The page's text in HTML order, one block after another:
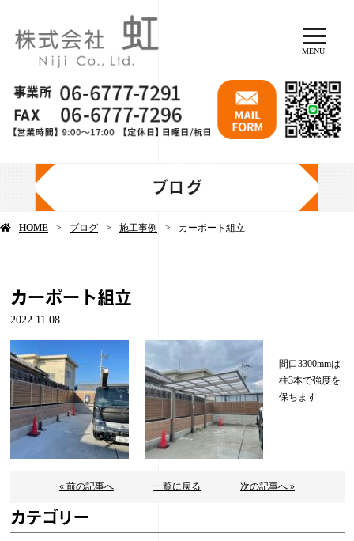
MENU
ブログ
HOME ブログ 施工事例 カーポート組立
カーポート組立
2022.11.08
間口3300mmは
柱3本で強度を
保ちます
« 前の記事へ 一覧に戻る 次の記事へ »
カテゴリー